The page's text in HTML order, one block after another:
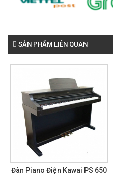
SẢN PHẨM LIÊN QUAN
ĐÀN PIANO ĐIỆN CN 29